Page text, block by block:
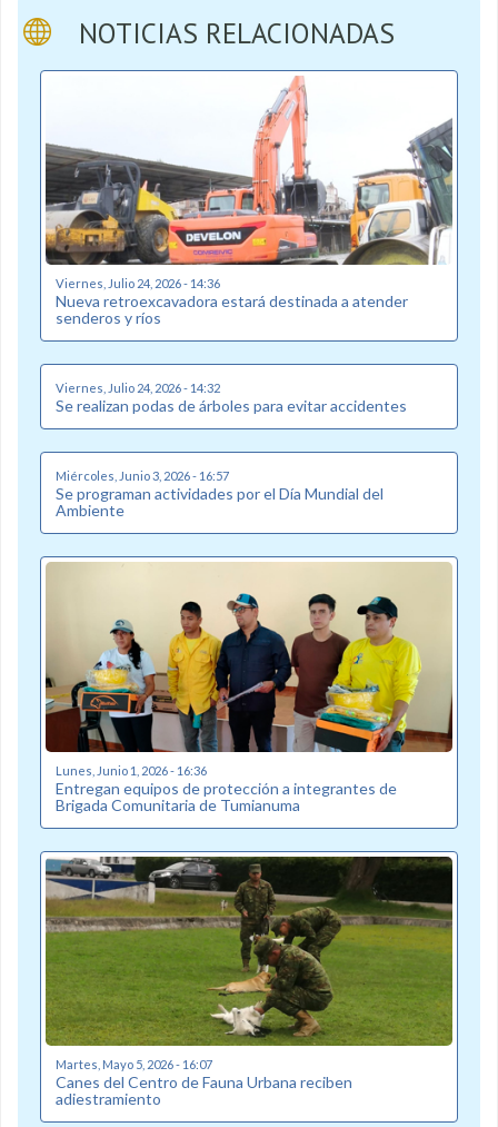
NOTICIAS RELACIONADAS
Viernes, Julio 24, 2026 - 14:36
Nueva retroexcavadora estará destinada a atender
senderos y ríos
Viernes, Julio 24, 2026 - 14:32
Se realizan podas de árboles para evitar accidentes
Miércoles, Junio 3, 2026 - 16:57
Se programan actividades por el Día Mundial del
Ambiente
Lunes, Junio 1, 2026 - 16:36
Entregan equipos de protección a integrantes de
Brigada Comunitaria de Tumianuma
Martes, Mayo 5, 2026 - 16:07
Canes del Centro de Fauna Urbana reciben
adiestramiento